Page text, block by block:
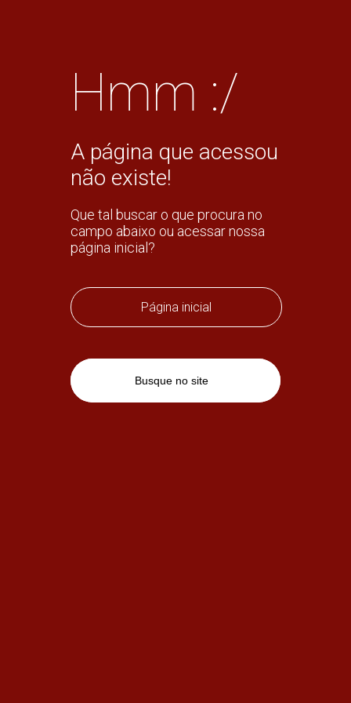
Hmm :/
A página que acessou
não existe!
Que tal buscar o que procura no
campo abaixo ou acessar nossa
página inicial?
Página inicial